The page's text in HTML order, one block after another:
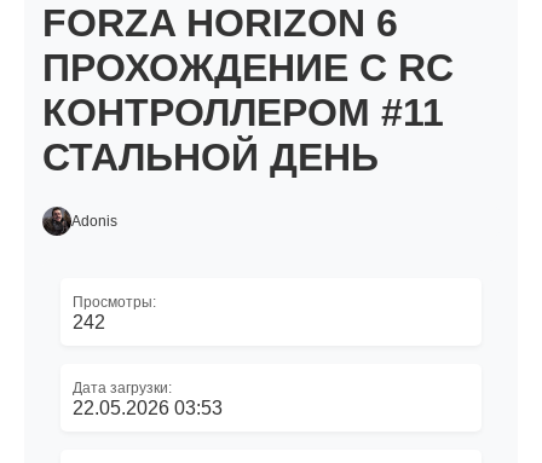
FORZA HORIZON 6
ПРОХОЖДЕНИЕ С RC
КОНТРОЛЛЕРОМ #11
СТАЛЬНОЙ ДЕНЬ
Adonis
Просмотры:
242
Дата загрузки:
22.05.2026 03:53